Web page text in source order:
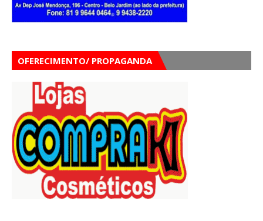
OFERECIMENTO/ PROPAGANDA